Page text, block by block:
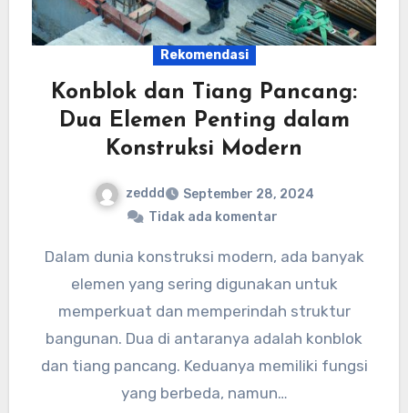
Rekomendasi
Konblok dan Tiang Pancang:
Dua Elemen Penting dalam
Konstruksi Modern
zeddd
September 28, 2024
Tidak ada komentar
Dalam dunia konstruksi modern, ada banyak
elemen yang sering digunakan untuk
memperkuat dan memperindah struktur
bangunan. Dua di antaranya adalah konblok
dan tiang pancang. Keduanya memiliki fungsi
yang berbeda, namun…